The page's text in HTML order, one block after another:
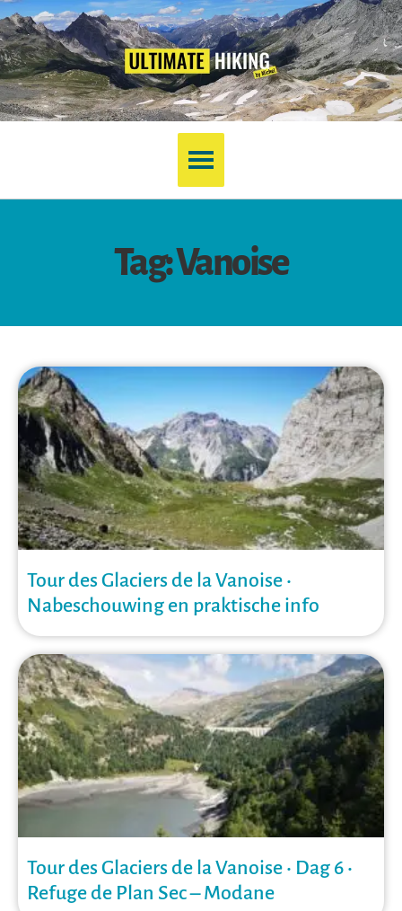
Tag: Vanoise
Tour des Glaciers de la Vanoise •
Nabeschouwing en praktische info
Tour des Glaciers de la Vanoise • Dag 6 •
Refuge de Plan Sec – Modane